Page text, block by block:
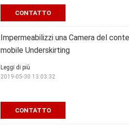
CONTATTO
Impermeabilizzi una Camera del
mobile Underskirting
CONTATTO
Leggi di più
2019-05-30 13:03:32